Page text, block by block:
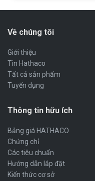
Về chúng tôi
Giới thiệu
Tin Hathaco
Tất cả sản phẩm
Tuyển dụng
Thông tin hữu ích
Bảng giá HATHACO
Chứng chỉ
Các tiêu chuẩn
Hướng dẫn lắp đặt
Kiến thức cơ sở